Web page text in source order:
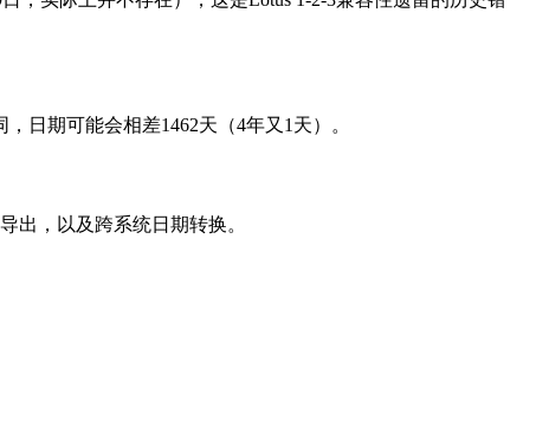
日期可能会相差1462天（4年又1天）。
出，以及跨系统日期转换。